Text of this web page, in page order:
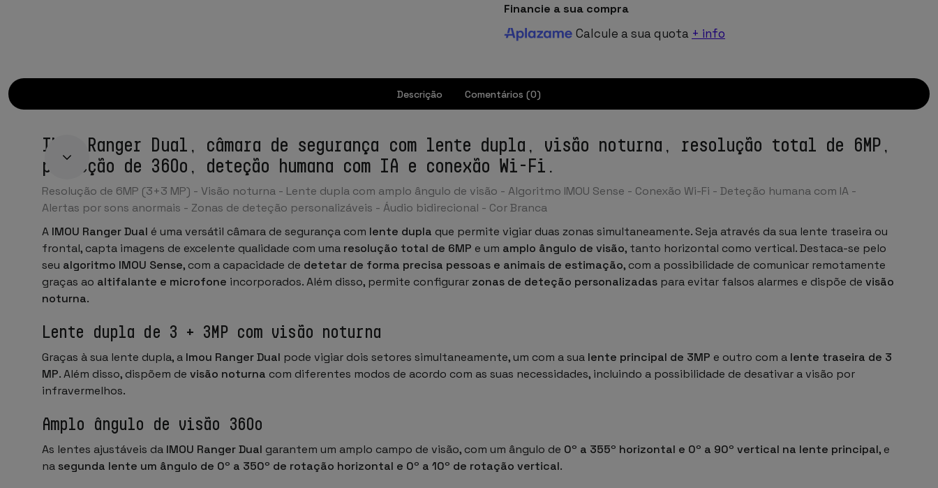
Financie a sua compra
Calcule a sua quota + info
Descrição Comentários (0)
IMOU Ranger Dual, câmara de segurança com lente dupla, visão noturna, resolução total de 6MP,
proteção de 360º, deteção humana com IA e conexão Wi-Fi.
Resolução de 6MP (3+3 MP) - Visão noturna - Lente dupla com amplo ângulo de visão - Algoritmo IMOU Sense - Conexão Wi-Fi - Deteção humana com IA -
Alertas por sons anormais - Zonas de deteção personalizáveis - Áudio bidirecional - Cor Branca
A IMOU Ranger Dual é uma versátil câmara de segurança com lente dupla que permite vigiar duas zonas simultaneamente. Seja através da sua lente traseira ou
frontal, capta imagens de excelente qualidade com uma resolução total de 6MP e um amplo ângulo de visão, tanto horizontal como vertical. Destaca-se pelo
seu algoritmo IMOU Sense, com a capacidade de detetar de forma precisa pessoas e animais de estimação, com a possibilidade de comunicar remotamente
graças ao altifalante e microfone incorporados. Além disso, permite configurar zonas de deteção personalizadas para evitar falsos alarmes e dispõe de visão
noturna.
Lente dupla de 3 + 3MP com visão noturna
Graças à sua lente dupla, a Imou Ranger Dual pode vigiar dois setores simultaneamente, um com a sua lente principal de 3MP e outro com a lente traseira de 3
MP. Além disso, dispõem de visão noturna com diferentes modos de acordo com as suas necessidades, incluindo a possibilidade de desativar a visão por
infravermelhos.
Amplo ângulo de visão 360º
As lentes ajustáveis da IMOU Ranger Dual garantem um amplo campo de visão, com um ângulo de 0º a 355º horizontal e 0º a 90º vertical na lente principal, e
na segunda lente um ângulo de 0º a 350º de rotação horizontal e 0º a 10º de rotação vertical.